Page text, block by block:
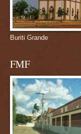
Buriti Grande
FMF